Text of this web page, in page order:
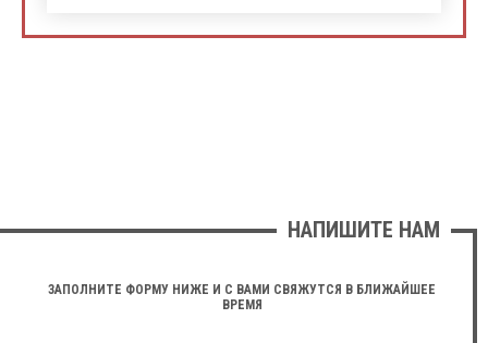
НАПИШИТЕ НАМ
ЗАПОЛНИТЕ ФОРМУ НИЖЕ И С ВАМИ СВЯЖУТСЯ В БЛИЖАЙШЕЕ
ВРЕМЯ